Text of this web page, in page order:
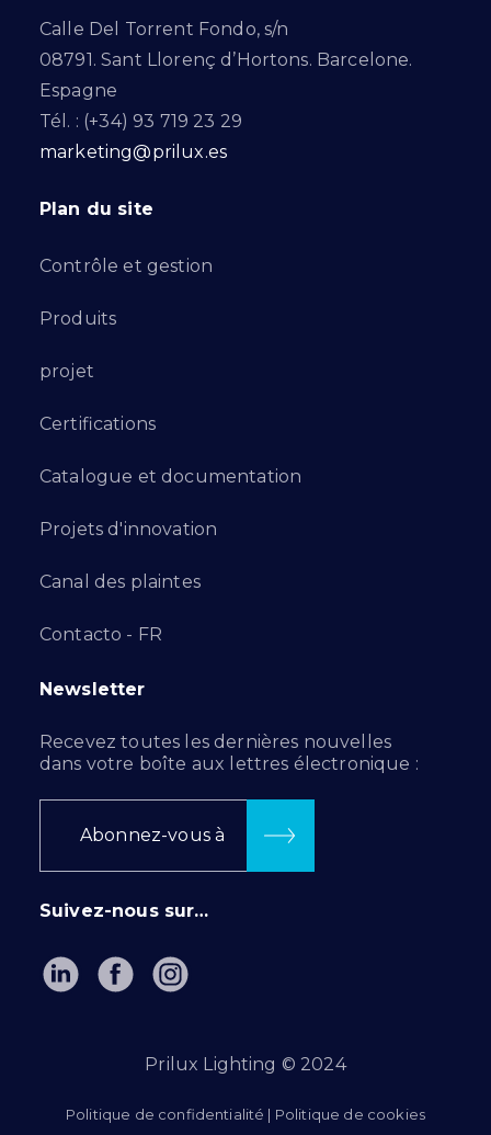
Calle Del Torrent Fondo, s/n
08791. Sant Llorenç d’Hortons. Barcelone.
Espagne
Tél. : (+34) 93 719 23 29
marketing@prilux.es
Plan du site
Contrôle et gestion
Produits
projet
Certifications
Catalogue et documentation
Projets d'innovation
Canal des plaintes
Contacto - FR
Newsletter
Recevez toutes les dernières nouvelles
dans votre boîte aux lettres électronique :
Abonnez-vous à
Suivez-nous sur…
Prilux Lighting © 2024
Politique de confidentialité | Politique de cookies